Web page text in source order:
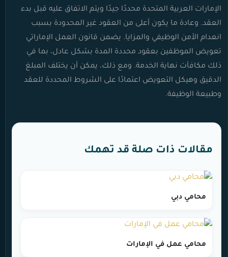
الإمارات العربية المتحدة محددًا جيدًا ويتم الاتفاق عليه قبل بدء
العقد. وعادة ما يكون أعلى من العقود غير المحدودة بسبب
انعدام الأمن الوظيفي والمزايا. يضمن قانون العمل الإماراتي
تعويض الموظفين بعقود محددة المدة بشكل عادل، بما في
ذلك مكافآت نهاية الخدمة. ومع ذلك، يمكن أن يختلف المبلغ
الدقيق وهيكل التعويض اعتمادًا على الشروط المحددة للعقد
وطبيعة الوظيفة.
مقالات ذات صلة قد تهمك
محامي دبي
محامي عمل في الإمارات